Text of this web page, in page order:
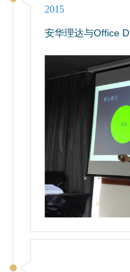
2015
安华理达与Office